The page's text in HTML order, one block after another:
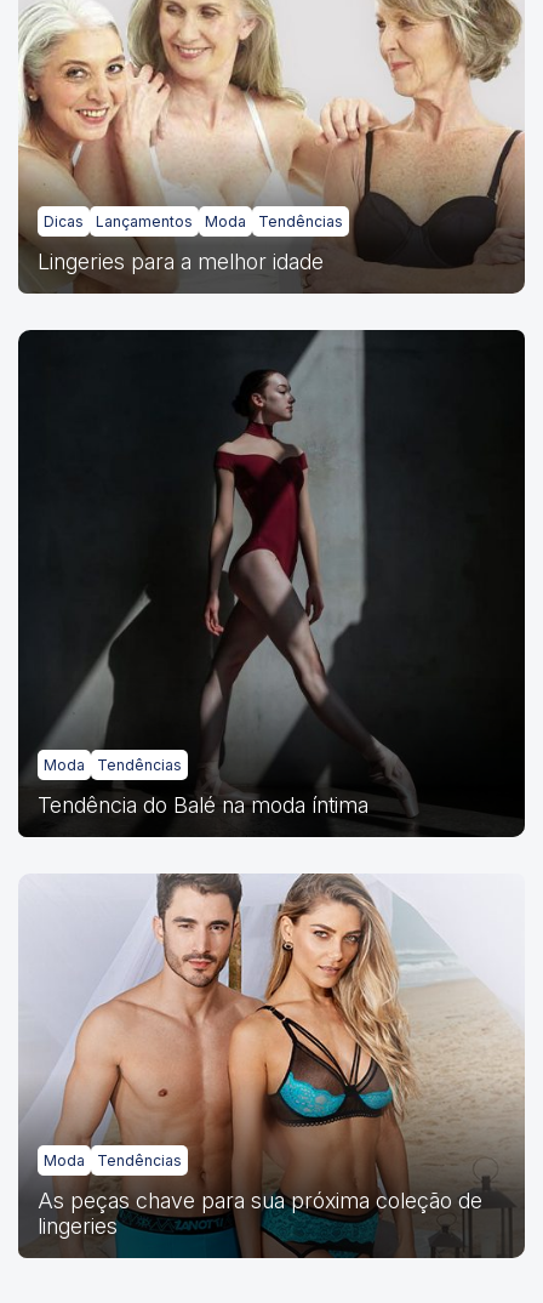
Dicas Lançamentos Moda Tendências
Lingeries para a melhor idade
Moda Tendências
Tendência do Balé na moda íntima
Moda Tendências
As peças chave para sua próxima coleção de
lingeries